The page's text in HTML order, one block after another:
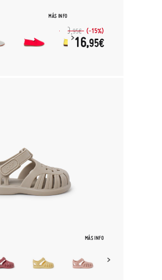
MÁS INFO
19,95€ (-15%)
16,95€
MÁS INFO